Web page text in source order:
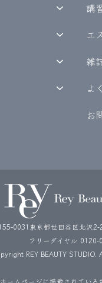
講
エ
雑
よ
お
0031東京都世田谷区北沢
フリーダイヤル 0120-
REY BEAUTY